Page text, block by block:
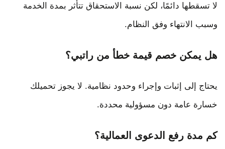
لا تسقطها دائمًا، لكن نسبة الاستحقاق تتأثر بمدة الخدمة
وسبب الانتهاء وفق النظام.
هل يمكن خصم قيمة خطأ من راتبي؟
يحتاج إلى إثبات وإجراء وحدود نظامية. لا يجوز تحميلك
خسارة عامة دون مسؤولية محددة.
كم مدة رفع الدعوى العمالية؟